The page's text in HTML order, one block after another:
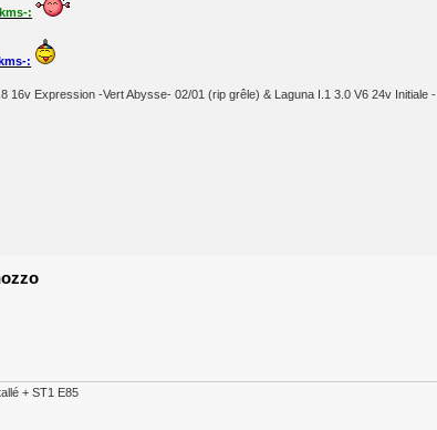
:
:
Expression -Vert Abysse- 02/01 (rip grêle) & Laguna I.1 3.0 V6 24v Initiale -
+ ST1 E85